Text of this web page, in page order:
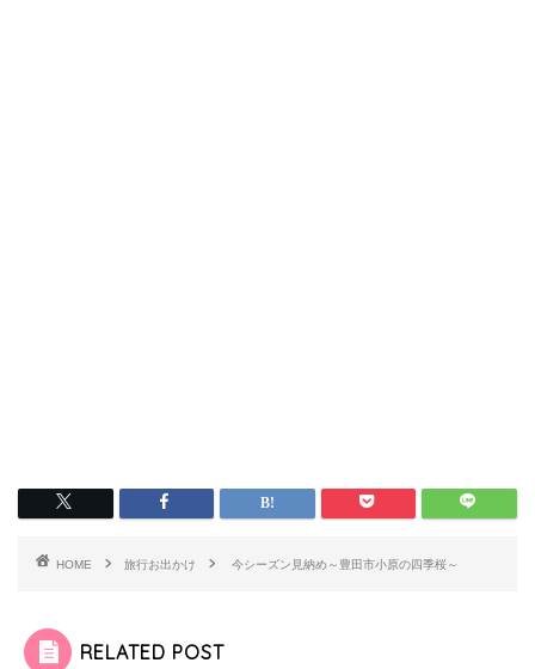
HOME 旅行お出かけ 今シーズン見納め～豊田市小原の四季桜～
RELATED POST